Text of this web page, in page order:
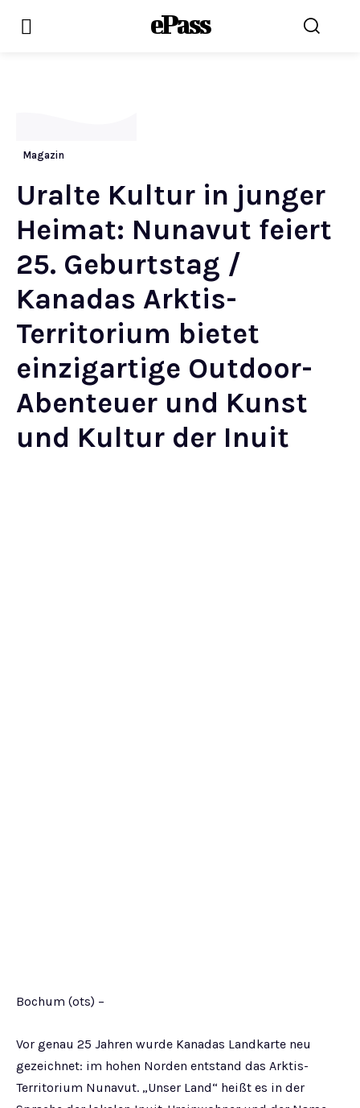
ePass
Magazin
Uralte Kultur in junger
Heimat: Nunavut feiert
25. Geburtstag /
Kanadas Arktis-
Territorium bietet
einzigartige Outdoor-
Abenteuer und Kunst
und Kultur der Inuit
Bochum (ots) –
Vor genau 25 Jahren wurde Kanadas Landkarte neu
gezeichnet: im hohen Norden entstand das Arktis-
Territorium Nunavut. „Unser Land“ heißt es in der